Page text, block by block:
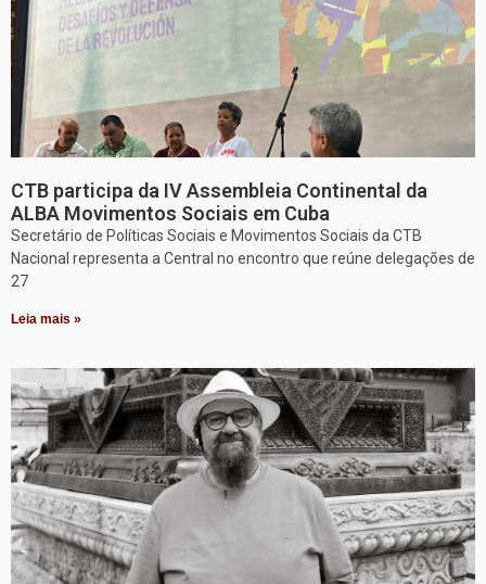
CTB participa da IV Assembleia Continental da
ALBA Movimentos Sociais em Cuba
Secretário de Políticas Sociais e Movimentos Sociais da CTB
Nacional representa a Central no encontro que reúne delegações de
27
Leia mais »